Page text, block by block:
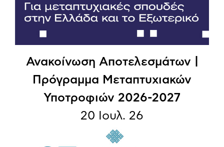
Ανακοίνωση Αποτελεσμάτων |
Πρόγραμμα Μεταπτυχιακών
Υποτροφιών 2026-2027
20 Ιουλ. 26